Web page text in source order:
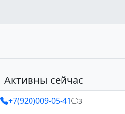
Активны сейчас
+7(920)009-05-41 3